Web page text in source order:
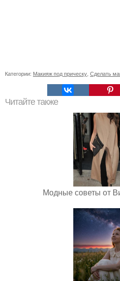
Категории: Макияж под прическу Сделать
Читайте также
Модные советы от